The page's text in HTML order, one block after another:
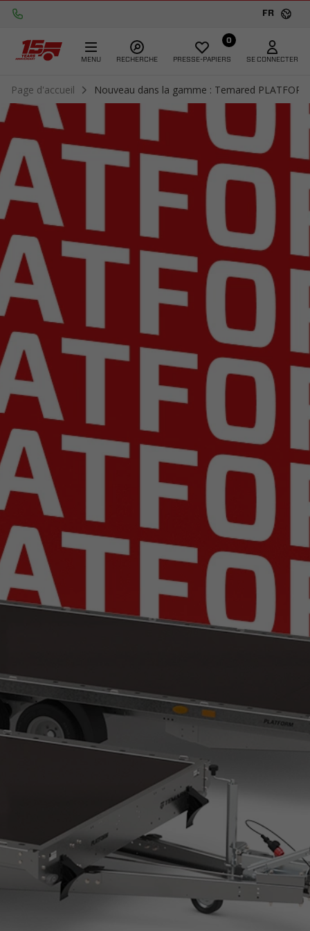
FR
MENU RECHERCHE
0
PRESSE-PAPIERS SE CONNECTER
Page d'accueil Nouveau dans la gamme : Temared